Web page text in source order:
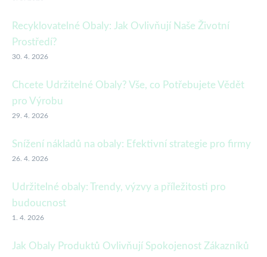
Recyklovatelné Obaly: Jak Ovlivňují Naše Životní
Prostředí?
30. 4. 2026
Chcete Udržitelné Obaly? Vše, co Potřebujete Vědět
pro Výrobu
29. 4. 2026
Snížení nákladů na obaly: Efektivní strategie pro firmy
26. 4. 2026
Udržitelné obaly: Trendy, výzvy a příležitosti pro
budoucnost
1. 4. 2026
Jak Obaly Produktů Ovlivňují Spokojenost Zákazníků